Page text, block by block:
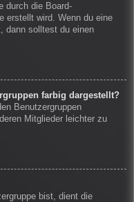
durch die Board-
erstellt wird. Wenn du eine
dann solltest du einen
farbig dargestellt?
Benutzergruppen
Mitglieder leichter zu
bist, dient die